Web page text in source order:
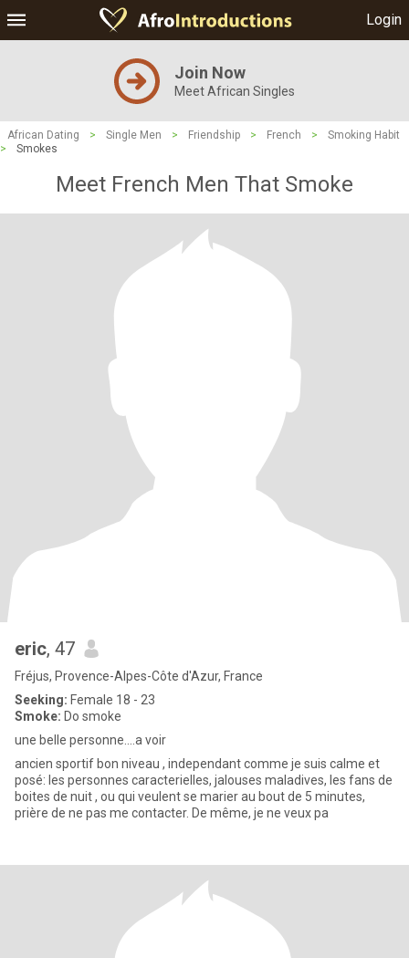
Login
Join Now
Meet African Singles
African Dating > Single Men > Friendship > French >
Smoking Habit
>
Smokes
Meet French Men That Smoke
eric, 47
Fréjus, Provence-Alpes-Côte d'Azur, France
Seeking: Female 18 - 23
Smoke: Do smoke
une belle personne....a voir
ancien sportif bon niveau , independant comme je suis calme et
posé: les personnes caracterielles, jalouses maladives, les fans de
boites de nuit , ou qui veulent se marier au bout de 5 minutes,
prière de ne pas me contacter. De même, je ne veux pa